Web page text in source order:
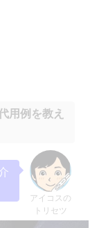
用例を教え
アイコスの
トリセツ